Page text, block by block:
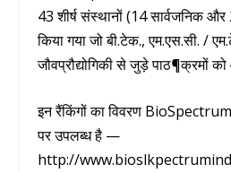
43 शीर्ष संस्थानों (14 सार्वजनिक और
किया गया जो बी.टेक., एम.एस.सी. /
जौवप्रौद्योगिकी से जुड़े पाठ¶क्रमों
इन रैंकिंगों का विवरण
पर उपलब्ध है —
http://